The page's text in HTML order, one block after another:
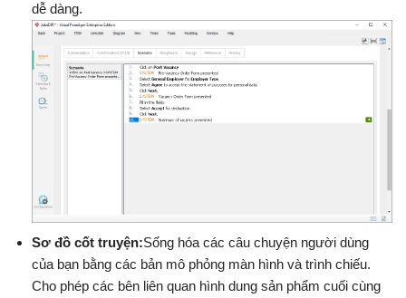
dễ dàng.
Sơ đồ cốt truyện:Sống hóa các câu chuyện người dùng
của bạn bằng các bản mô phỏng màn hình và trình chiếu.
Cho phép các bên liên quan hình dung sản phẩm cuối cùng